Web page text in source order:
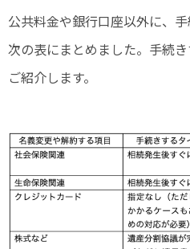
公共料金や銀行口座以外に、
次の表にまとめました。手続
ご紹介します。